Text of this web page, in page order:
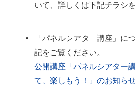
いて、詳しくは下記チラシ
「パネルシアター講座」に
記をご覧ください。
公開講座「パネルシアター
て、楽しもう！」のお知ら